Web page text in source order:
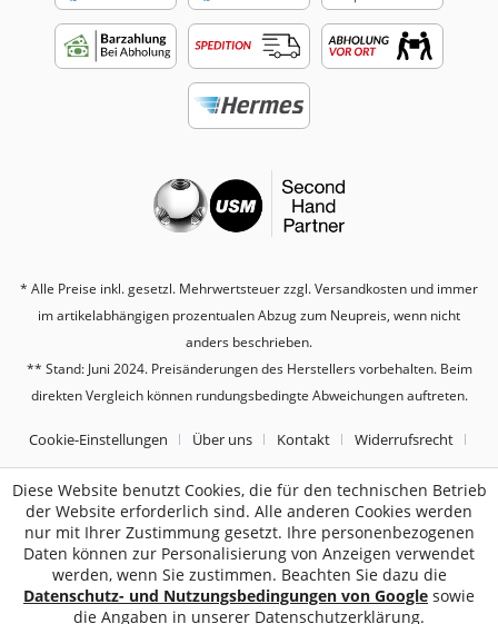
* Alle Preise inkl. gesetzl. Mehrwertsteuer zzgl.Versandkosten und immer
im artikelabhängigen prozentualen Abzug zum Neupreis, wenn nicht
anders beschrieben.
** Stand: Juni 2024. Preisänderungen des Herstellers vorbehalten. Beim
direkten Vergleich können rundungsbedingte Abweichungen auftreten.
Cookie-Einstellungen Über uns Kontakt
Widerrufsrecht
Sebworld
2187Bewertungen auf ProvenExpert.com
Diese Website benutzt Cookies, die für den technischen Betrieb
der Website erforderlich sind. Alle anderen Cookies werden
nur mit Ihrer Zustimmung gesetzt. Ihre personenbezogenen
Daten können zur Personalisierung von Anzeigen verwendet
werden, wenn Sie zustimmen. Beachten Sie dazu die
Datenschutz- und Nutzungsbedingungen von Google sowie
die Angaben in unserer Datenschutzerklärung.